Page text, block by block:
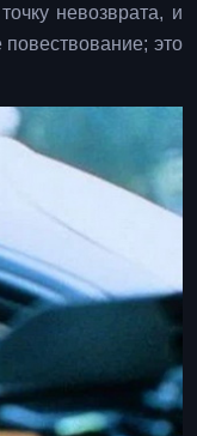
невозврата, и
это